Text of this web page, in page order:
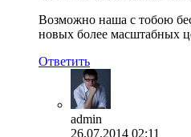
Возможно наша с тобою
новых более масштабных
Ответить
admin
26.07.2014 02:11